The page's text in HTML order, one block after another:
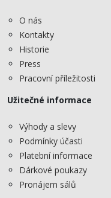
O nás
Kontakty
Historie
Press
Pracovní příležitosti
Užitečné informace
Výhody a slevy
Podmínky účasti
Platební informace
Dárkové poukazy
Pronájem sálů